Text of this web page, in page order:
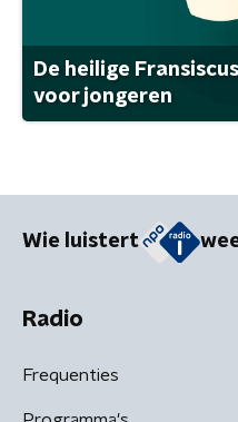
De heilige
voor jongeren
Wie luistert
Radio
Frequenties